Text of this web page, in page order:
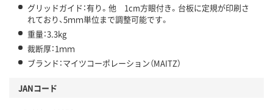
グリッドガイド：有り。他 1cm方眼付き。台板に定規が印刷さ
れており、5ｍｍ単位まで調整可能です。
重量：3.3kg
裁断厚：1ｍｍ
ブランド：マイツコーポレーション（MAITZ）
JANコード